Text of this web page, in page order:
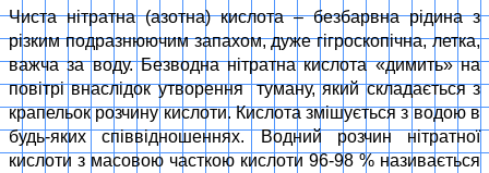
Чиста нітратна (азотна) кислота – безбарвна рідина з
різким подразнюючим запахом, дуже гігроскопічна, летка,
важча за воду. Безводна нітратна кислота «димить» на
повітрі внаслідок утворення туману, який складається з
крапельок розчину кислоти. Кислота змішується з водою в
будь-яких співвідношеннях. Водний розчин нітратної
кислоти з масовою часткою кислоти 96-98 % називається